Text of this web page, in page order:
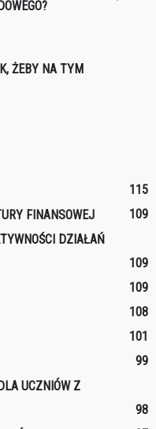
ŻEBY NA TYM
115
FINANSOWEJ
109
DZIAŁAŃ
109
109
108
101
99
UCZNIÓW Z
98